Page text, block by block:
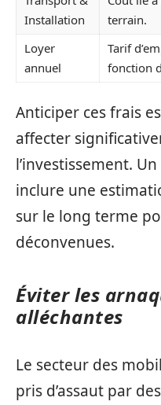
Installation
terrain.
Loyer
annuel
Tarif
fonction
Anticiper ces frais
affecter
l’investissement.
inclure une
sur le long terme
déconvenues.
Éviter les
alléchantes
Le secteur des
pris d’assaut par